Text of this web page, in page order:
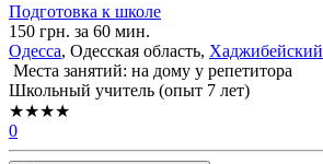
Подготовка к школе
150 грн. за 60 мин.
Одесса, Одесская область, Хаджибейский
Места занятий: на дому у репетитора
Школьный учитель (опыт 7 лет)
★★★★
0